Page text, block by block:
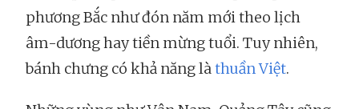
phương Bắc như đón năm mới theo lịch
âm-dương hay tiền mừng tuổi. Tuy nhiên,
bánh chưng có khả năng làthuần Việt.